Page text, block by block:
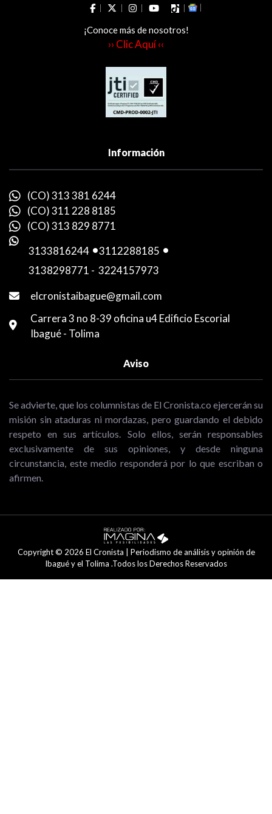
¡Conoce más de nosotros!
›› Clic Aquí ‹‹
Información
(CO) 313 381 6244
(CO) 311 228 8185
(CO) 313 829 8771
3133816244 -3112288185 -
3138298771 - 3224157973
elcronistaibague@gmail.com
Carrera 3 no 8-39 oficina u4 Edificio Escorial
Ibagué - Tolima
Aviso
Se advierte, que los columnistas de El Cronista.co ejercerán su
misión sin ataduras ni mordazas, pero guardando el debido
respeto en sus artículos. Solo ellos, serán responsables
exclusivamente de sus opiniones, y desde ninguna
circunstancia, este medio responderá por lo que escriban o
afirmen.
Copyright © 2026 El Cronista | Periodismo de análisis y opinión de
Ibagué y el Tolima .Todos los Derechos Reservados